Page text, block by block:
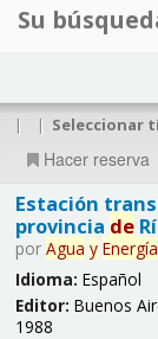
Su
| | Seleccionar
Hacer reserva
Estación
provincia de
por Agua y Energía
Idioma: Español
Editor: Buenos
1988